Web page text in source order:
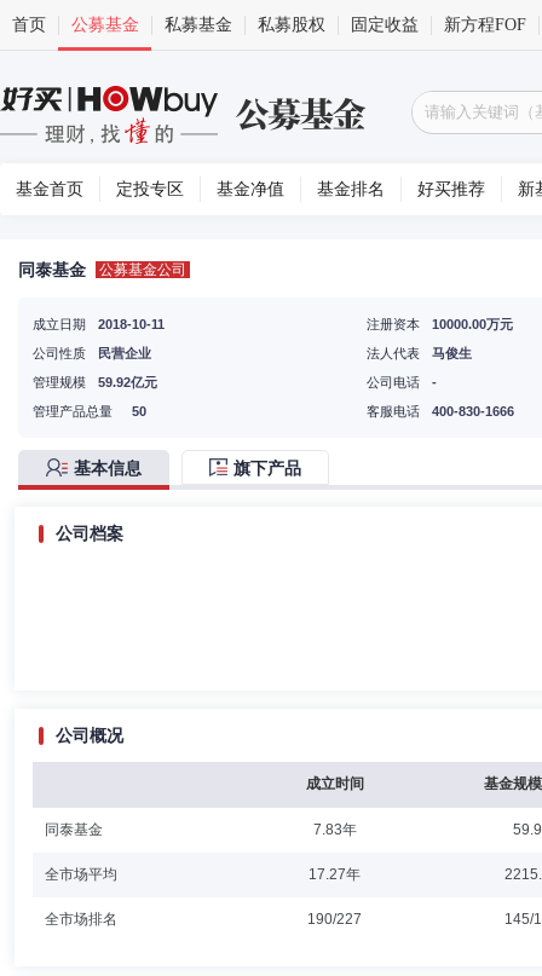
首页 公募基金 私募基金 私募股权 固定收益 新方程FOF
基金首页 定投专区 基金净值 基金排名 好买推荐 新
同泰基金 公募基金公司
成立日期
2018-10-11
公司性质
民营企业
注册资本
10000.00万元
法人代表
马俊生
管理规模
59.92亿元
管理产品总量
50
公司电话
-
客服电话
400-830-1666
基本信息 旗下产品
公司档案
公司概况
成立时间 基金规
同泰基金 7.83年
全市场平均 17.27年
全市场排名 190/227 145/